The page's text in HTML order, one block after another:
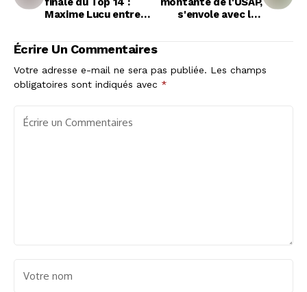
Maxime Lucu entre
s'envole avec les
Écrire Un Commentaires
Votre adresse e-mail ne sera pas publiée. Les champs
obligatoires sont indiqués avec *